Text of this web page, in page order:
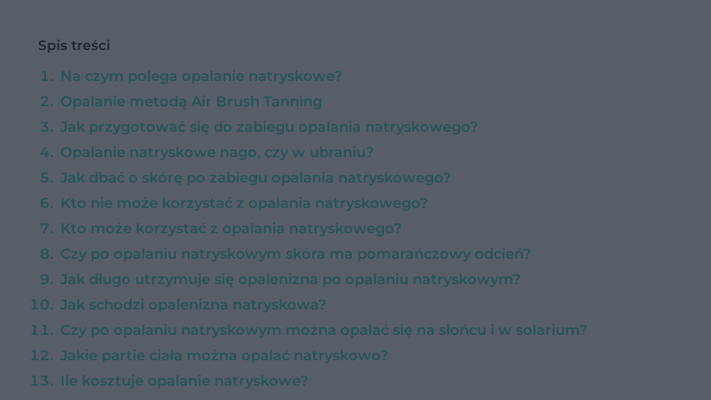
Spis treści
Na czym polega opalanie natryskowe?
Opalanie metodą Air Brush Tanning
Jak przygotować się do zabiegu opalania natryskowego?
Opalanie natryskowe nago, czy w ubraniu?
Jak dbać o skórę po zabiegu opalania natryskowego?
Kto nie może korzystać z opalania natryskowego?
Kto może korzystać z opalania natryskowego?
Czy po opalaniu natryskowym skóra ma pomarańczowy odcień?
Jak długo utrzymuje się opalenizna po opalaniu natryskowym?
Jak schodzi opalenizna natryskowa?
Czy po opalaniu natryskowym można opalać się na słońcu i w solarium?
Jakie partie ciała można opalać natryskowo?
Ile kosztuje opalanie natryskowe?